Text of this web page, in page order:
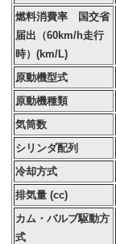
燃料消費率 国交省
届出（60km/h走行
時）(km/L)
原動機型式
原動機種類
気筒数
シリンダ配列
冷却方式
排気量 (cc)
カム・バルブ駆動方
式